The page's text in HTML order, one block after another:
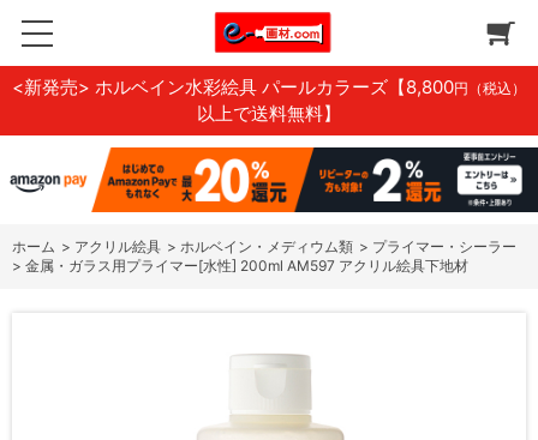
<新発売> ホルベイン水彩絵具 パールカラーズ 【8,800円（税込）
以上で送料無料】
ホーム > アクリル絵具 > ホルベイン・メディウム類 > プライマー・シーラー
> 金属・ガラス用プライマー[水性] 200ml AM597 アクリル絵具下地材